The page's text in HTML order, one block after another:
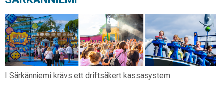
I Särkänniemi krävs ett driftsäkert kassasystem